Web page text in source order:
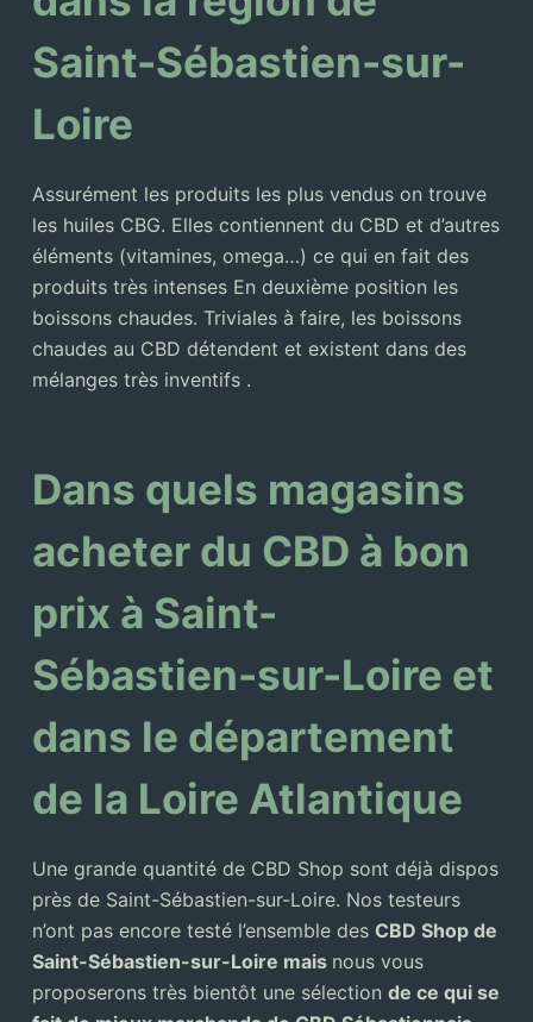
Saint-Sébastien-sur-
Loire
Assurément les produits les plus vendus on trouve
les huiles CBG. Elles contiennent du CBD et d’autres
éléments (vitamines, omega…) ce qui en fait des
produits très intenses En deuxième position les
boissons chaudes. Triviales à faire, les boissons
chaudes au CBD détendent et existent dans des
mélanges très inventifs .
Dans quels magasins
acheter du CBD à bon
prix à Saint-
Sébastien-sur-Loire et
dans le département
de la Loire Atlantique
Une grande quantité de CBD Shop sont déjà dispos
près de Saint-Sébastien-sur-Loire. Nos testeurs
n’ont pas encore testé l’ensemble des CBD Shop de
Saint-Sébastien-sur-Loire mais nous vous
proposerons très bientôt une sélection de ce qui se